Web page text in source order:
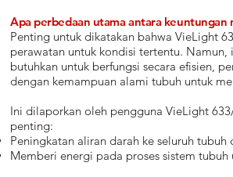
Apa perbedaan utama antara
Penting untuk dikatakan bahwa VieLight
perawatan untuk kondisi tertentu.
butuhkan untuk berfungsi secara efisien,
dengan kemampuan alami tubuh untuk
Ini dilaporkan oleh pengguna VieLight
penting:
Peningkatan aliran darah ke seluruh tubuh
Memberi energi pada proses sistem